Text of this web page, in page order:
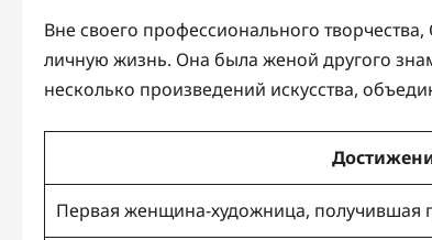
Вне своего профессионального
личную жизнь. Она была женой другого
несколько произведений искусства,
Первая женщина-художница, получившая